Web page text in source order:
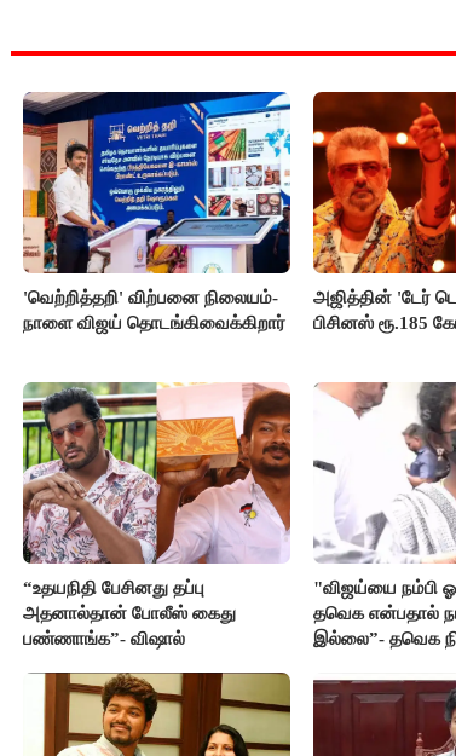
'வெற்றித்தறி' விற்பனை நிலையம்-
நாளை விஜய் தொடங்கிவைக்கிறார்
அஜித்தின் 'டேர்
பிசினஸ் ரூ.185
“உதயநிதி பேசினது தப்பு
அதனால்தான் போலீஸ் கைது
பண்ணாங்க”- விஷால்
"விஜய்யை நம்பி
தவெக என்பதால்
இல்லை”- தவெக